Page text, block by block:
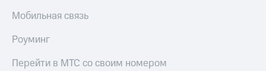
Мобильная связь
Роуминг
Перейти в МТС со своим номером